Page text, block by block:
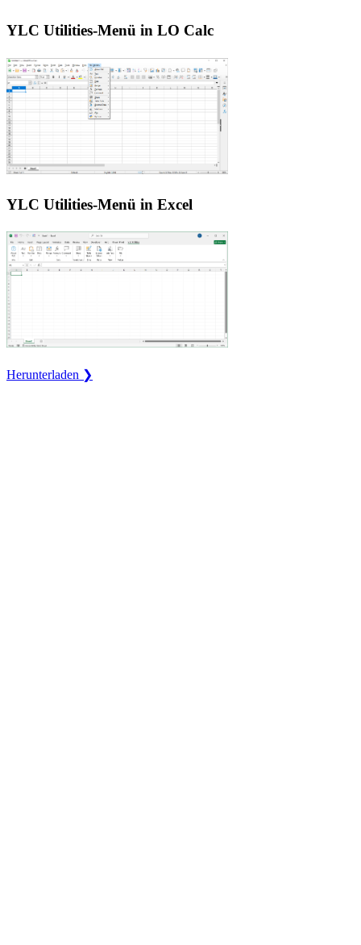
YLC Utilities-Menü in LO Calc
YLC Utilities-Menü in Excel
Herunterladen ❯